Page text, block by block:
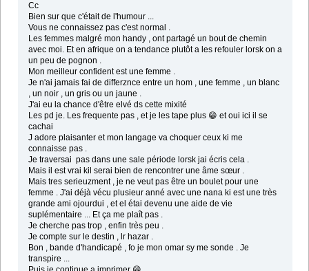
Cc
Bien sur que c'était de l'humour ...
Vous ne connaissez pas c'est normal .
Les femmes malgré mon handy , ont partagé un bout de chemin
avec moi. Et en afrique on a tendance plutôt a les refouler lorsk on a
un peu de pognon .
Mon meilleur confident est une femme .
Je n'ai jamais fai de differznce entre un hom , une femme , un blanc
, un noir , un gris ou un jaune .
J'ai eu la chance d'être elvé ds cette mixité
Les pd je. Les frequente pas , et je les tape plus 😁 et oui ici il se
cachai
J adore plaisanter et mon langage va choquer ceux ki me
connaisse pas .
Je traversai pas dans une sale période lorsk jai écris cela .
Mais il est vrai kil serai bien de rencontrer une âme sœur .
Mais tres serieuzment , je ne veut pas être un boulet pour une
femme . J'ai déjà vécu plusieur anné avec une nana ki est une très
grande ami ojourdui , et el étai devenu une aide de vie
suplémentaire ... Et ça me plaît pas .
Je cherche pas trop , enfin très peu .
Je compte sur le destin , lr hazar .
Bon , bande d'handicapé , fo je mon omar sy me sonde . Je
transpire ...